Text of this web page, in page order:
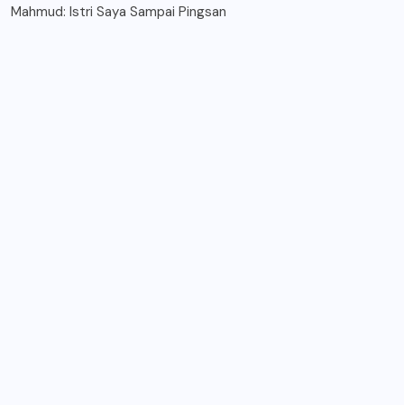
Mahmud: Istri Saya Sampai Pingsan